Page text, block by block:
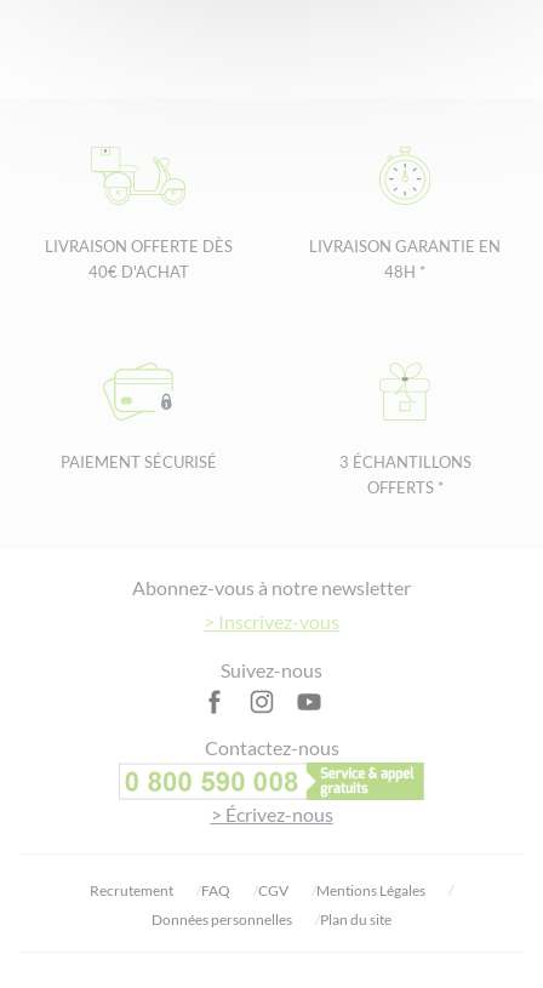
LIVRAISON OFFERTE DÈS
40€ D'ACHAT
LIVRAISON GARANTIE EN
48H *
PAIEMENT SÉCURISÉ
3 ÉCHANTILLONS
OFFERTS *
Abonnez-vous à notre newsletter
> Inscrivez-vous
Suivez-nous
Contactez-nous
> Écrivez-nous
Recrutement FAQ CGV
Mentions Légales
Données personnelles
Plan du site